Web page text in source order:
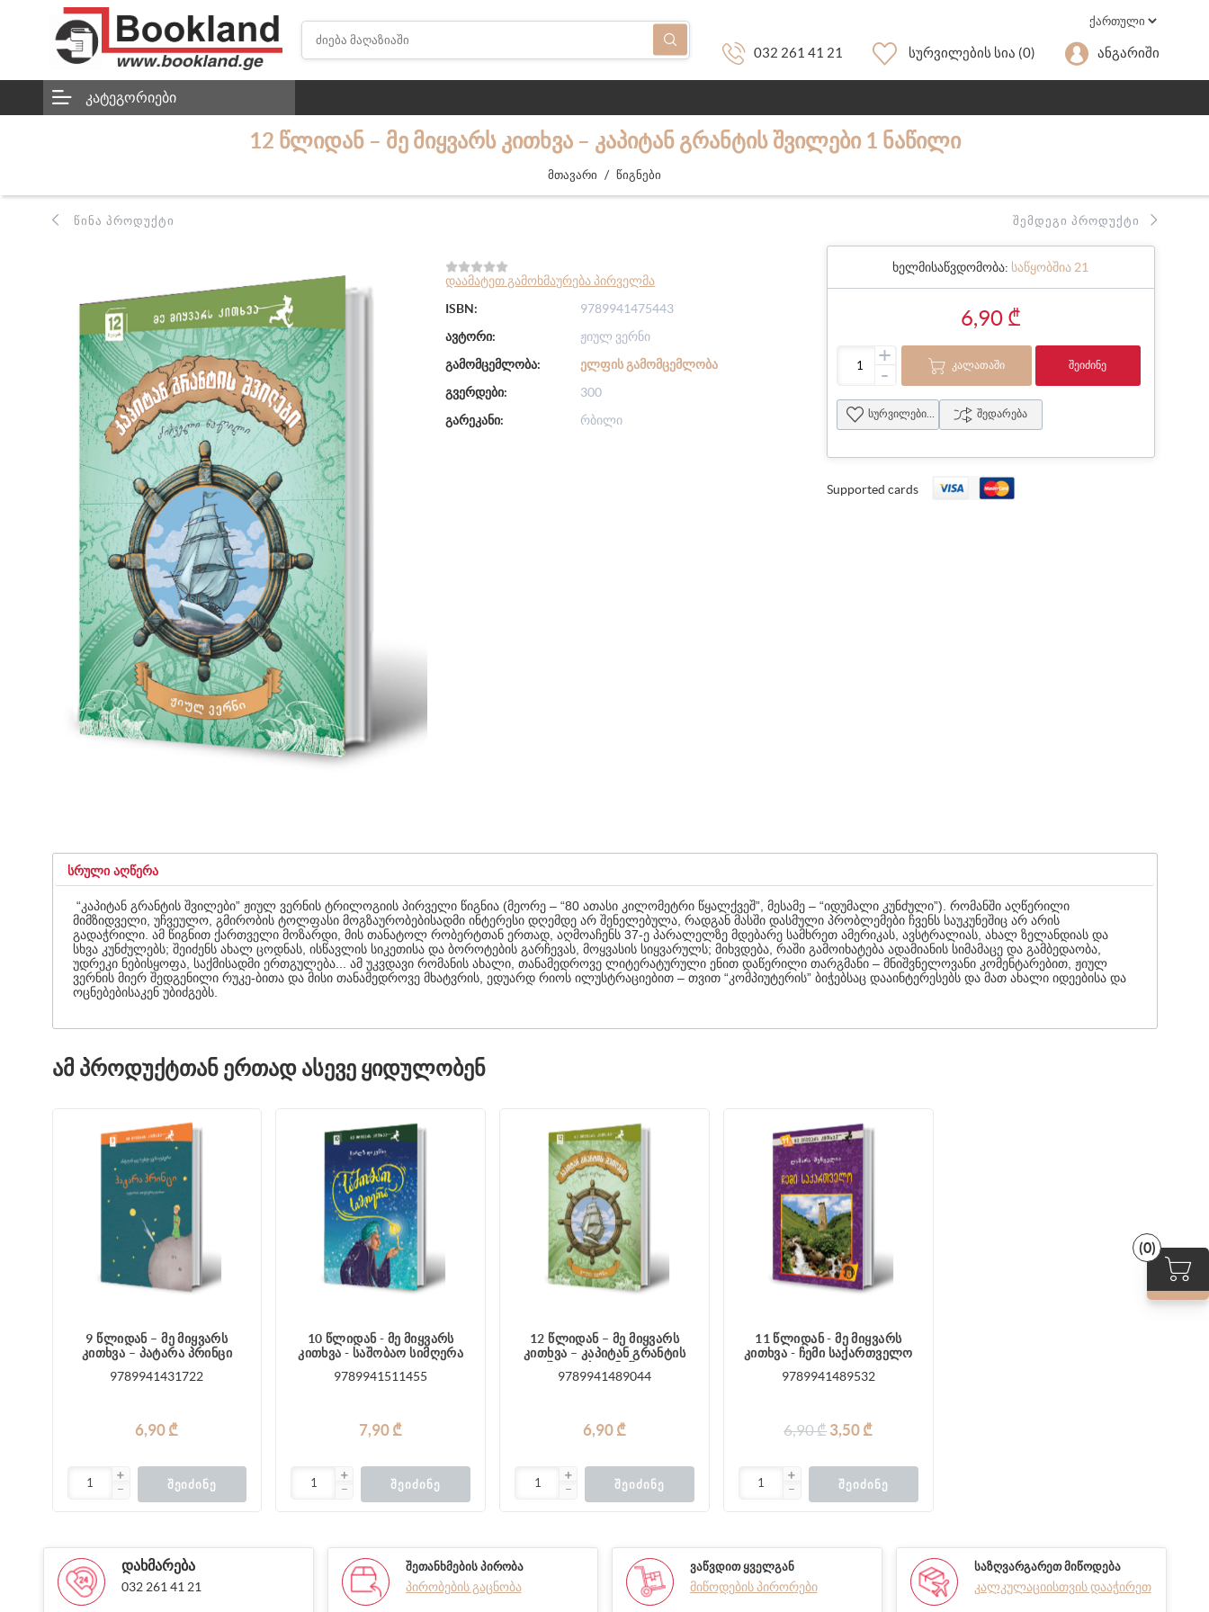
032 261 41 21 Სურვილების Სია (0) Ანგარიში
(0)
ᲙᲐᲢᲔᲒᲝᲠᲘᲔᲑᲘ
12 ᲬᲚᲘᲓᲐᲜ – ᲛᲔ ᲛᲘᲧᲕᲐᲠᲡ ᲙᲘᲗᲮᲕᲐ – ᲙᲐᲞᲘᲢᲐᲜ ᲒᲠᲐᲜᲢᲘᲡ ᲨᲕᲘᲚᲔᲑᲘ 1 ᲜᲐᲬᲘᲚᲘ
მთავარი / წიგნები
ᲬᲘᲜᲐ ᲞᲠᲝᲓᲣᲥᲢᲘ ᲨᲔᲛᲓᲔᲒᲘ ᲞᲠᲝᲓᲣᲥᲢᲘ
დაამატეთ გამოხმაურება პირველმა
ISBN:
9789941475443
ავტორი:
ჟიულ ვერნი
გამომცემლობა:
ᲔᲚᲤᲘᲡ ᲒᲐᲛᲝᲛᲪᲔᲛᲚᲝᲑᲐ
გვერდები:
300
გარეკანი:
რბილი
ხელმისაწვდომობა: საწყობშია 21
6,90 ₾
+
- ᲙᲐᲚᲐᲗᲐᲨᲘ ᲨᲔᲘᲫᲘᲜᲔ
სურვილების სია შედარება
Supported cards
ᲡᲠᲣᲚᲘ ᲐᲦᲬᲔᲠᲐ
“კაპიტან გრანტის შვილები” ჟიულ ვერნის ტრილოგიის პირველი წიგნია (მეორე – “80 ათასი კილომეტრი წყალქვეშ”, მესამე – “იდუმალი კუნძული”). რომანში აღწერილი
მიმზიდველი, უჩვეულო, გმირობის ტოლფასი მოგზაურობებისადმი ინტერესი დღემდე არ შენელებულა, რადგან მასში დასმული პრობლემები ჩვენს საუკუნეშიც არ არის
გადაჭრილი. ამ წიგნით ქართველი მოზარდი, მის თანატოლ რობერტთან ერთად, აღმოაჩენს 37-ე პარალელზე მდებარე სამხრეთ ამერიკას, ავსტრალიას, ახალ ზელანდიას და
სხვა კუნძულებს; შეიძენს ახალ ცოდნას, ისწავლის სიკეთისა და ბოროტების გარჩევას, მოყვასის სიყვარულს; მიხვდება, რაში გამოიხატება ადამიანის სიმამაცე და გამბედაობა,
უდრეკი ნებისყოფა, საქმისადმი ერთგულება... ამ უკვდავი რომანის ახალი, თანამედროვე ლიტერატურული ენით დაწერილი თარგმანი – მნიშვნელოვანი კომენტარებით, ჟიულ
ვერნის მიერ შედგენილი რუკე-ბითა და მისი თანამედროვე მხატვრის, ედუარდ რიოს ილუსტრაციებით – თვით “კომპიუტერის” ბიჭებსაც დააინტერესებს და მათ ახალი იდეებისა და
ოცნებებისაკენ უბიძგებს.
ᲐᲛ ᲞᲠᲝᲓᲣᲥᲢᲗᲐᲜ ᲔᲠᲗᲐᲓ ᲐᲡᲔᲕᲔ ᲧᲘᲓᲣᲚᲝᲑᲔᲜ
9 წლიდან – მე მიყვარს
კითხვა – პატარა პრინცი
9789941431722
6,90 ₾
ᲨᲔᲘᲫᲘᲜᲔ
10 წლიდან - მე მიყვარს
კითხვა - საშობაო სიმღერა
9789941511455
7,90 ₾
ᲨᲔᲘᲫᲘᲜᲔ
12 წლიდან – მე მიყვარს
კითხვა – კაპიტან გრანტის
9789941489044
6,90 ₾
ᲨᲔᲘᲫᲘᲜᲔ
11 წლიდან - მე მიყვარს
კითხვა - ჩემი საქართველო
9789941489532
6,90 ₾ 3,50 ₾
ᲨᲔᲘᲫᲘᲜᲔ
ᲓᲐᲮᲛᲐᲠᲔᲑᲐ
032 261 41 21
ᲨᲔᲗᲐᲜᲮᲛᲔᲑᲘᲡ ᲞᲘᲠᲝᲑᲐ
პირობების გაცნობა
ᲕᲐᲬᲕᲓᲘᲗ ᲧᲕᲔᲚᲒᲐᲜ
მიწოდების პირორები
ᲡᲐᲖᲦᲕᲐᲠᲒᲐᲠᲔᲗ ᲛᲘᲬᲝᲓᲔᲑᲐ
კალკულაციისთვის დააჭირეთ